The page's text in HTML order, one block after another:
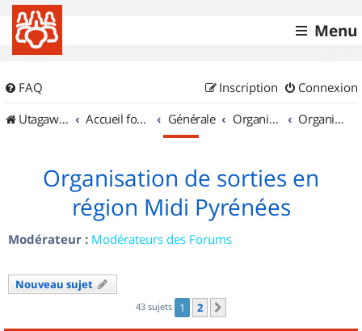
Menu
FAQ Connexion
Inscription
UtagawaVTT (Randos VTT et VTTAE avec traces GPS)
Accueil forum Générale Organisation de sorties & Recherche de partenaires Organisation de sorties en région Midi Pyrénées
Organisation de sorties en
région Midi Pyrénées
Modérateur : Modérateurs des Forums
Nouveau sujet
43 sujets 1 2